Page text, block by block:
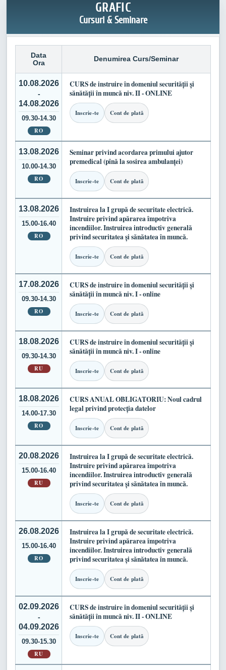
GRAFIC
Cursuri & Seminare
Data
Ora
Denumirea Curs/Seminar
10.08.2026
-
14.08.2026
09.30-14.30
RO
CURS de instruire în domeniul securității și
sănătății în muncă niv. II - ONLINE
Inscrie-te Cont de plată
13.08.2026
10.00-14.30
RO
Seminar privind acordarea primului ajutor
premedical (pînă la sosirea ambulanței)
Inscrie-te Cont de plată
13.08.2026
15.00-16.40
RO
Instruirea la I grupă de securitate electrică.
Instruire privind apărarea împotriva
incendiilor. Instruirea introductiv generală
privind securitatea și sănătatea în muncă.
Inscrie-te Cont de plată
17.08.2026
09.30-14.30
RO
CURS de instruire în domeniul securității și
sănătății în muncă niv. I - online
Inscrie-te Cont de plată
18.08.2026
09.30-14.30
RU
CURS de instruire în domeniul securității și
sănătății în muncă niv. I - online
Inscrie-te Cont de plată
18.08.2026
14.00-17.30
RO
CURS ANUAL OBLIGATORIU: Noul cadrul
legal privind protecția datelor
Inscrie-te Cont de plată
20.08.2026
15.00-16.40
RU
Instruirea la I grupă de securitate electrică.
Instruire privind apărarea împotriva
incendiilor. Instruirea introductiv generală
privind securitatea și sănătatea în muncă.
Inscrie-te Cont de plată
26.08.2026
15.00-16.40
RO
Instruirea la I grupă de securitate electrică.
Instruire privind apărarea împotriva
incendiilor. Instruirea introductiv generală
privind securitatea și sănătatea în muncă.
Inscrie-te Cont de plată
02.09.2026
-
04.09.2026
09.30-15.30
RU
CURS de instruire în domeniul securității și
sănătății în muncă niv. II - ONLINE
Inscrie-te Cont de plată